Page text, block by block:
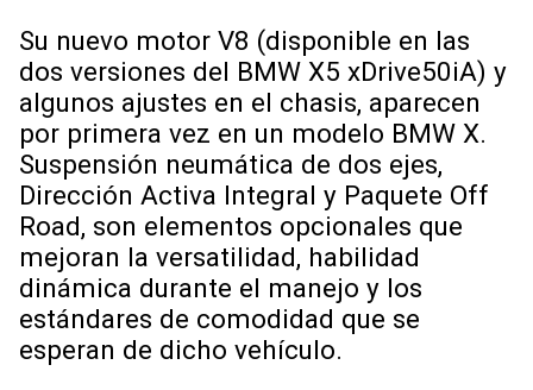
Su nuevo motor V8 (disponible en las
dos versiones del BMW X5 xDrive50iA) y
algunos ajustes en el chasis, aparecen
por primera vez en un modelo BMW X.
Suspensión neumática de dos ejes,
Dirección Activa Integral y Paquete Off
Road, son elementos opcionales que
mejoran la versatilidad, habilidad
dinámica durante el manejo y los
estándares de comodidad que se
esperan de dicho vehículo.